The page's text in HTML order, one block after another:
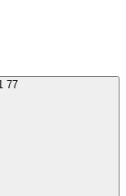
+7 (903) 186 41 77